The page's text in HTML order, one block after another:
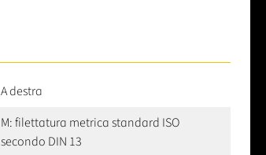
A destra
M: filettatura metrica standard ISO
secondo DIN 13